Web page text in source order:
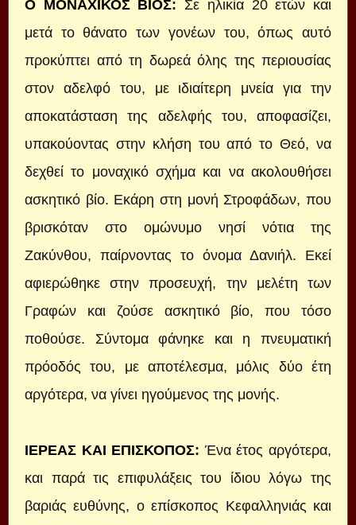
Ο ΜΟΝΑΧΙΚΟΣ ΒΙΟΣ: Σε ηλικία 20 ετών και
μετά το θάνατο των γονέων του, όπως αυτό
προκύπτει από τη δωρεά όλης της περιουσίας
στον αδελφό του, με ιδιαίτερη μνεία για την
αποκατάσταση της αδελφής του, αποφασίζει,
υπακούοντας στην κλήση του από το Θεό, να
δεχθεί το μοναχικό σχήμα και να ακολουθήσει
ασκητικό βίο. Εκάρη στη μονή Στροφάδων, που
βρισκόταν στο ομώνυμο νησί νότια της
Ζακύνθου, παίρνοντας το όνομα Δανιήλ. Εκεί
αφιερώθηκε στην προσευχή, την μελέτη των
Γραφών και ζούσε ασκητικό βίο, που τόσο
ποθούσε. Σύντομα φάνηκε και η πνευματική
πρόοδός του, με αποτέλεσμα, μόλις δύο έτη
αργότερα, να γίνει ηγούμενος της μονής.
ΙΕΡΕΑΣ ΚΑΙ ΕΠΙΣΚΟΠΟΣ: Ένα έτος αργότερα,
και παρά τις επιφυλάξεις του ίδιου λόγω της
βαριάς ευθύνης, ο επίσκοπος Κεφαλληνιάς και